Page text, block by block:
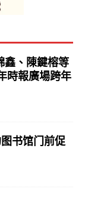
鑫、陳鍵榕等
時報廣場跨年
书馆门前促